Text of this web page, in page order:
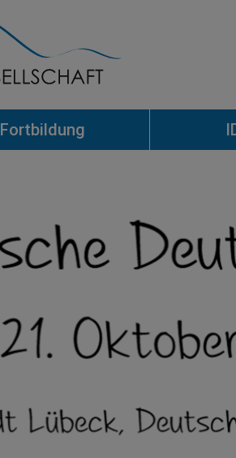
Fortbildung